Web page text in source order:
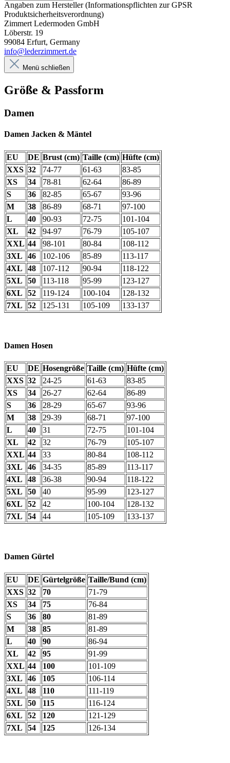
Angaben zum Hersteller (Informationspflichten zur GPSR
Produktsicherheitsverordnung)
Zimmert Ledermoden GmbH
Löberstr. 19
99084 Erfurt, Germany
info@lederzimmert.de
Menü schließen
Größe & Passform
Damen
Damen Jacken & Mäntel
EU DE Brust (cm) Taille (cm) Hüfte (cm)
XXS 32 74-77 61-63
83-85
XS
34 78-81 62-64
86-89
S
36 82-85 65-67
93-96
M
38 86-89 68-71
97-100
L
40 90-93 72-75
101-104
XL
42 94-97 76-79
105-107
XXL 44 98-101 80-84
108-112
3XL
46 102-106 85-89
113-117
4XL
48 107-112 90-94
118-122
5XL
50 113-118 95-99
123-127
6XL
52 119-124 100-104
128-132
7XL
52 125-131 105-109 133-137
Damen Hosen
EU DE Hosengröße Taille (cm) Hüfte (cm)
XXS 32 24-25 61-63
83-85
XS
34 26-27 62-64
86-89
S
36 28-29 65-67
93-96
M
38 29-39 68-71
97-100
L
40 31 72-75
101-104
XL
42 32 76-79
105-107
XXL 44 33 80-84
108-112
3XL
46 34-35 85-89
113-117
4XL
48 36-38 90-94
118-122
5XL
50 40 95-99
123-127
6XL
52 42 100-104
128-132
7XL
54 44 105-109 133-137
Damen Gürtel
EU DE Gürtelgröße Taille/Bund (cm)
XXS 32 70
71-79
XS
34 75
76-84
S
36 80
81-89
M
38 85
81-89
L
40 90
86-94
XL
42 95
91-99
XXL 44 100
101-109
3XL
46 105
106-114
4XL
48 110
111-119
5XL
50 115
116-124
6XL
52 120
121-129
7XL
54 125 126-134